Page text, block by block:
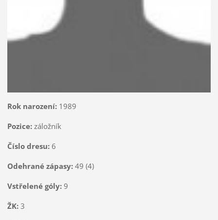
Rok narození: 1989
Pozice: záložník
Číslo dresu: 6
Odehrané zápasy: 49 (4)
Vstřelené góly: 9
ŽK: 3